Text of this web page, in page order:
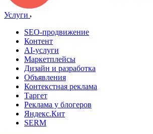
Услуги
SEO-продвижение
Контент
AI-услуги
Маркетплейсы
Дизайн и разработка
Объявления
Контекстная реклама
Таргет
Реклама у блогеров
Яндекс.Кит
SERM